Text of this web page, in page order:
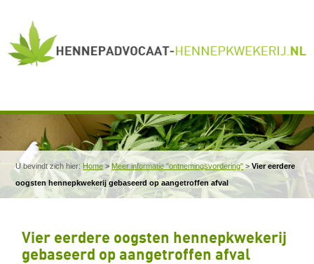
U bevindt zich hier: Home>Meer informatie "ontnemingsvordering" >Vier eerdere
oogsten hennepkwekerij gebaseerd op aangetroffen afval
Vier eerdere oogsten hennepkwekerij
gebaseerd op aangetroffen afval